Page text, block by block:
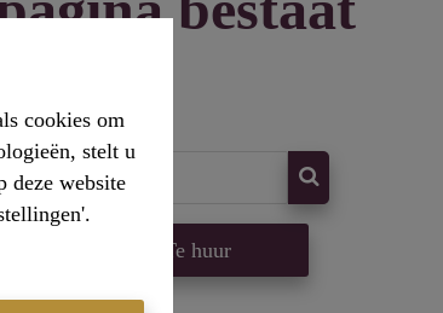
cookies om
stelt u
deze website
Te huur